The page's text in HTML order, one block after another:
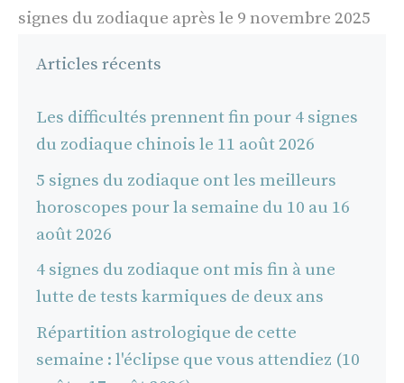
signes du zodiaque après le 9 novembre 2025
Articles récents
Les difficultés prennent fin pour 4 signes
du zodiaque chinois le 11 août 2026
5 signes du zodiaque ont les meilleurs
horoscopes pour la semaine du 10 au 16
août 2026
4 signes du zodiaque ont mis fin à une
lutte de tests karmiques de deux ans
Répartition astrologique de cette
semaine : l'éclipse que vous attendiez (10